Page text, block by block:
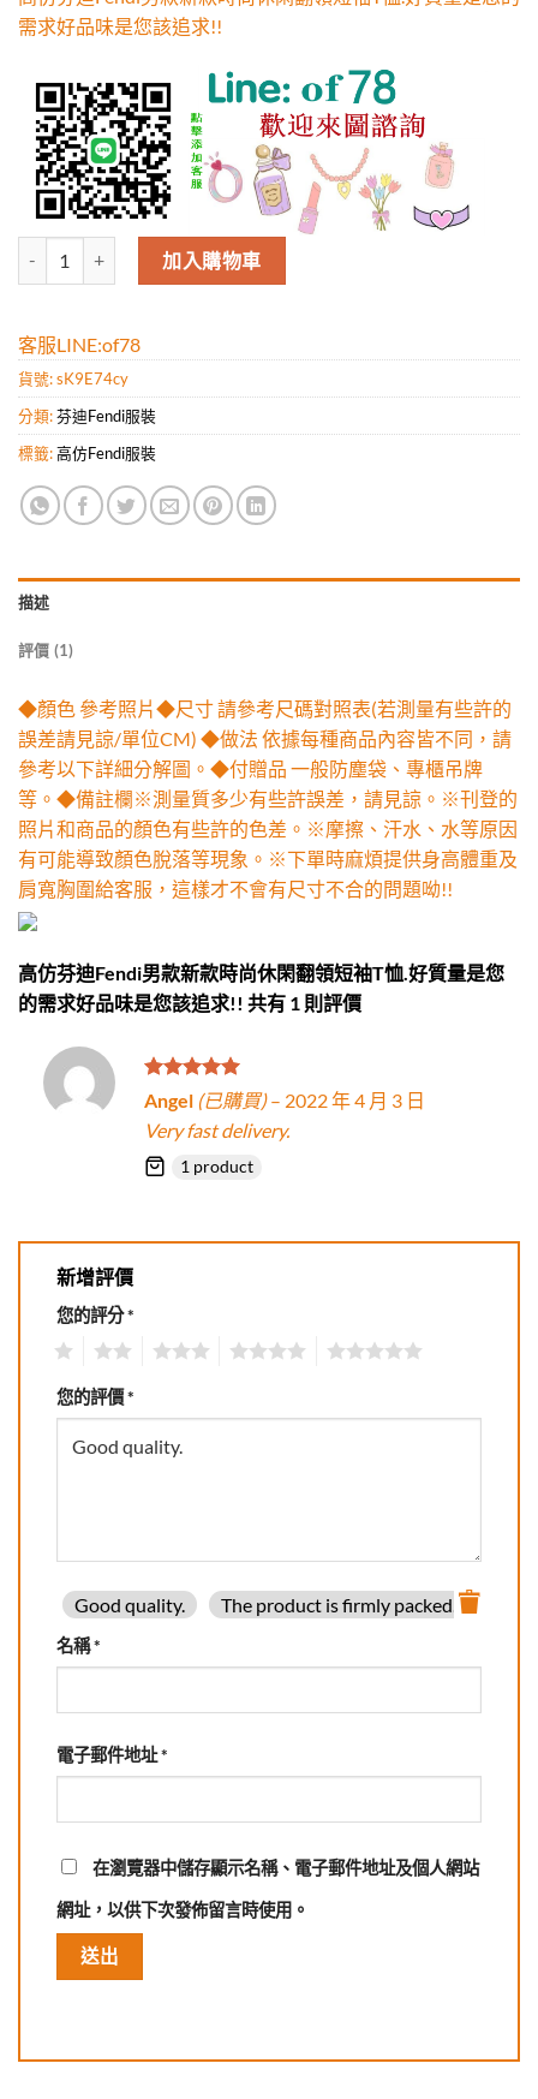
需求好品味是您該追求!!
高仿芬迪Fendi男款新款時尚休閑翻領短袖T恤.好質量是您的需求好品
加入購物車
客服LINE:of78
貨號:sK9E74cy
分類:芬迪Fendi服裝
標籤:高仿Fendi服裝
描述
評價 (1)
◆顏色 參考照片◆尺寸 請參考尺碼對照表(若測量有些許的
誤差請見諒/單位CM) ◆做法 依據每種商品內容皆不同，請
參考以下詳細分解圖。◆付贈品 一般防塵袋、專櫃吊牌
等。◆備註欄※測量質多少有些許誤差，請見諒。※刊登的
照片和商品的顏色有些許的色差。※摩擦、汗水、水等原因
有可能導致顏色脫落等現象。※下單時麻煩提供身高體重及
肩寬胸圍給客服，這樣才不會有尺寸不合的問題呦!!
高仿芬迪Fendi男款新款時尚休閑翻領短袖T恤.好質量是您
的需求好品味是您該追求!! 共有 1 則評價
評分5滿
分 5
Angel (已購買) – 2022 年 4 月 3 日
Very fast delivery.
1 product
新增評價
您的評分*
您的評價*
Good quality. The product is firmly packed.
名稱*
電子郵件地址*
在瀏覽器中儲存顯示名稱、電子郵件地址及個人網站
網址，以供下次發佈留言時使用。